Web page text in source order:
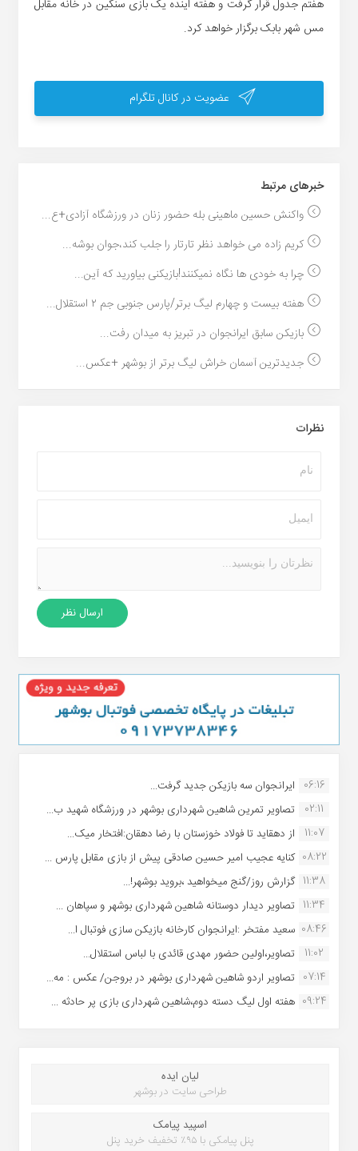
هفتم جدول قرار گرفت و هفته اینده یک بازی سنگین در خانه مقابل
مس شهر بابک برگزار خواهد کرد.
عضویت در کانال تلگرام
خبر‌های مرتبط
واکنش حسین ماهینی بله حضور زنان در ورزشگاه آزادی+ع...
کریم زاده می خواهد نظر تارتار را جلب کند،جوان بوشه...
چرا به خودی ها نگاه نمیکنند!بازیکنی بیاورید که آین...
هفته بیست و چهارم لیگ برتر/پارس جنوبی جم ۲ استقلال...
بازیکن سابق ایرانجوان در تبریز به میدان رفت...
جدیدترین آسمان خراش لیگ برتر از بوشهر +عکس...
نظرات
06:16 ایرانجوان سه بازیکن جدید گرفت...
02:11
تصاویر تمرین شاهین شهردارى بوشهر در ورزشگاه شهید ب...
11:07
از دهقاید تا فولاد خوزستان با رضا دهقان:افتخار میک...
08:22 کنایه عجیب امیر حسین صادقی پیش از بازی مقابل پارس ...
11:38 گزارش روز/گنج میخواهید ،بروید بوشهر!...
11:34 تصاویر دیدار دوستانه شاهین شهردارى بوشهر و سپاهان ...
08:46 سعید مفتخر :ایرانجوان کارخانه بازیکن سازی فوتبال ا...
11:02
تصاویر،اولین حضور مهدی قائدی با لباس استقلال...
07:14 تصاویر اردو شاهین شهرداری بوشهر در بروجن/ عکس : مه...
09:24 هفته اول لیگ دسته دوم،شاهین شهرداری بازی پر حادثه ...
لیان ایده
طراحی سایت در بوشهر
اسپید پیامک
پنل پیامکی با ۹۵٪ تخفیف خرید پنل